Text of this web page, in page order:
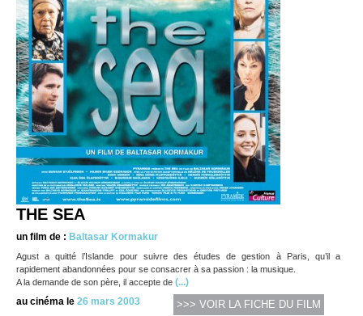
THE SEA
un film de : Baltasar Kormakur
Agust a quitté l’Islande pour suivre des études de gestion à Paris, qu’il a
rapidement abandonnées pour se consacrer à sa passion : la musique.
A la demande de son père, il accepte de (...)
au cinéma le 26 mars 2003 >>> VOIR LA FICHE DU FILM